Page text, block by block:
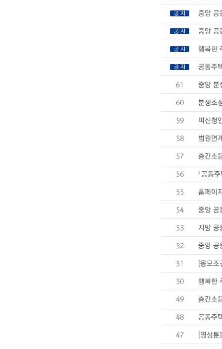
공 지 중앙 공
공 지 중앙 공
공 지 행복한
공 지 공동주
61 중앙 분
60 분쟁조
59 피신청
58 법원연
57 층간소
56 「공동
55 홈페이
54 중앙 공
53 지방 공
52 중앙 공
51 [응모
50 행복한
49 층간소
48 공동주
47 [영상